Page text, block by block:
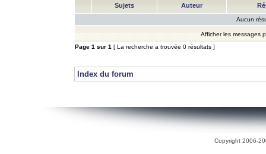
Sujets Auteur
Aucun
Afficher les messages
Page 1 sur 1 [ La recherche a trouvée 0 résultats ]
Index du forum
Copyright 2006-